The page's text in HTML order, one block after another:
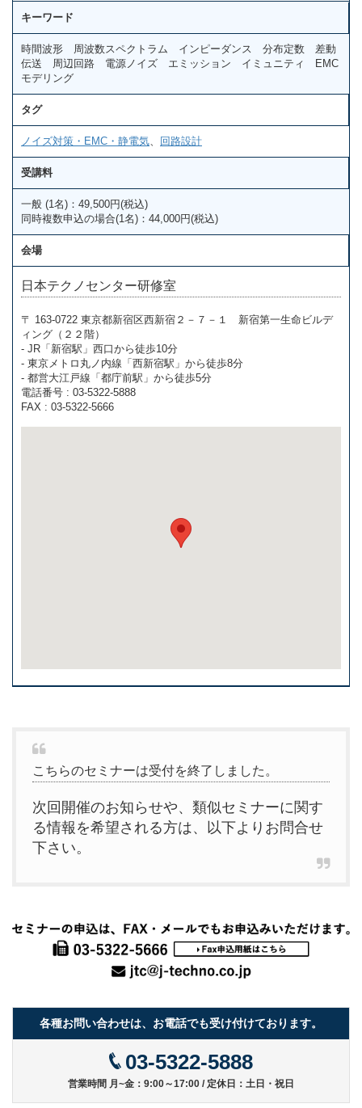
キーワード
時間波形 周波数スペクトラム インピーダンス 分布定数 差動
伝送 周辺回路 電源ノイズ エミッション イミュニティ EMC
モデリング
タグ
ノイズ対策・EMC・静電気 回路設計
受講料
一般 (1名)：49,500円(税込)
同時複数申込の場合(1名)：44,000円(税込)
会場
日本テクノセンター研修室
〒 163-0722 東京都新宿区西新宿２－７－１ 新宿第一生命ビルデ
ィング（２２階）
- JR「新宿駅」西口から徒歩10分
- 東京メトロ丸ノ内線「西新宿駅」から徒歩8分
- 都営大江戸線「都庁前駅」から徒歩5分
電話番号 : 03-5322-5888
FAX : 03-5322-5666
こちらのセミナーは受付を終了しました。
次回開催のお知らせや、類似セミナーに関す
る情報を希望される方は、以下よりお問合せ
下さい。
各種お問い合わせは、お電話でも受け付けております。
03-5322-5888
営業時間 月~金：9:00～17:00 / 定休日：土日・祝日